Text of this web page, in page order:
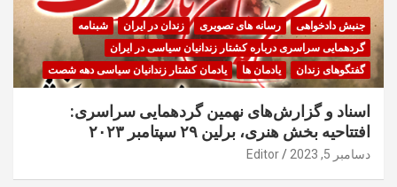
جنبش دادخواهی رسانه های تصویری زندان در ایران
شبنامه
گردهمایی سراسری درباره کشتار زندانیان سیاسی در ایران
گفتگوهای زندان
یادمان ها یادمان کشتار زندانیان سیاسی دهه شصت
اسناد و گزارش‌های نهمین گردهمایی سراسری:
افتتاحیه بخش هنری، برلین ۲۹ سپتامبر ۲۰۲۳
دسامبر 5, 2023 Editor